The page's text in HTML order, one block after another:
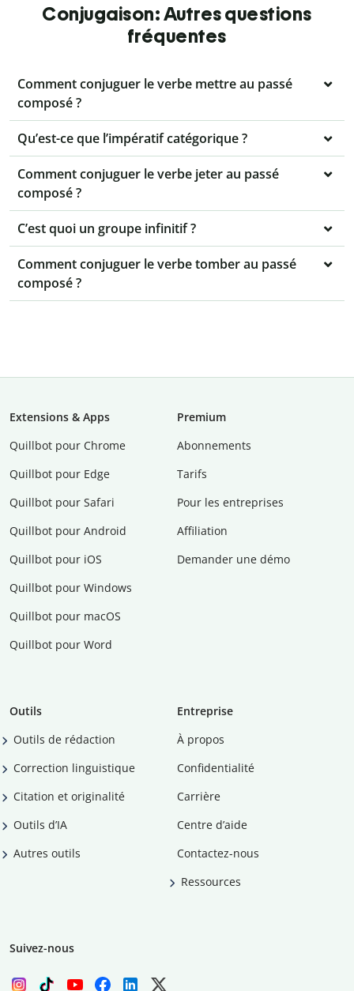
Conjugaison: Autres questions
fréquentes
Comment conjuguer le verbe mettre au passé
composé ?
Qu’est-ce que l’impératif catégorique ?
Comment conjuguer le verbe jeter au passé
composé ?
C’est quoi un groupe infinitif ?
Comment conjuguer le verbe tomber au passé
composé ?
Extensions & Apps
Quillbot pour Chrome
Quillbot pour Edge
Quillbot pour Safari
Quillbot pour Android
Quillbot pour iOS
Quillbot pour Windows
Quillbot pour macOS
Quillbot pour Word
Premium
Abonnements
Tarifs
Pour les entreprises
Affiliation
Demander une démo
Outils
Outils de rédaction
Correction linguistique
Citation et originalité
Outils d’IA
Autres outils
Entreprise
À propos
Confidentialité
Carrière
Centre d’aide
Contactez-nous
Ressources
Suivez-nous